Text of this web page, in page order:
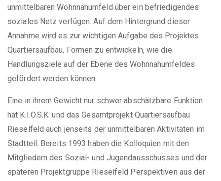
unmittelbaren Wohnnahumfeld über ein befriedigendes
soziales Netz verfügen. Auf dem Hintergrund dieser
Annahme wird es zur wichtigen Aufgabe des Projektes
Quartiersaufbau, Formen zu entwickeln, wie die
Handlungsziele auf der Ebene des Wohnnahumfeldes
gefördert werden können.
Eine in ihrem Gewicht nur schwer abschätzbare Funktion
hat K.I.O.S.K. und das Gesamtprojekt Quartiersaufbau
Rieselfeld auch jenseits der unmittelbaren Aktivitäten im
Stadtteil. Bereits 1993 haben die Kolloquien mit den
Mitgliedern des Sozial- und Jugendausschusses und der
späteren Projektgruppe Rieselfeld Perspektiven aus der